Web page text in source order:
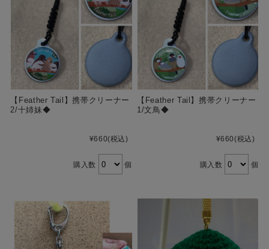
【Feather Tail】携帯クリーナー
2/十姉妹◆
¥660(税込)
購入数 個
【Feather Tail】携帯クリーナー
1/文鳥◆
¥660(税込)
購入数 個